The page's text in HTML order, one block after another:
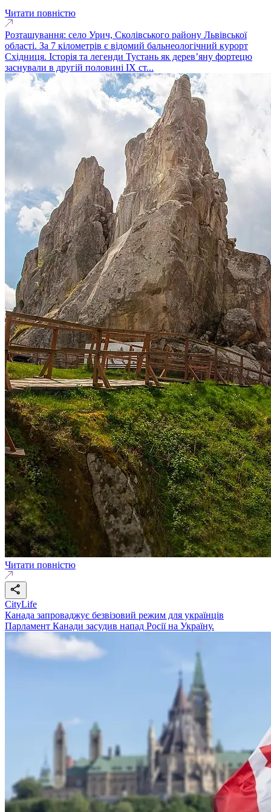
Читати повністю
Розташування: село Урич, Сколівського району Львівської
області. За 7 кілометрів є відомий бальнеологічний курорт
Східниця. Історія та легенди Тустань як дерев’яну фортецю
заснували в другій половині ІХ ст...
Читати повністю
CityLife
Канада запроваджує безвізовий режим для українців
Парламент Канади засудив напад Росії на Україну.